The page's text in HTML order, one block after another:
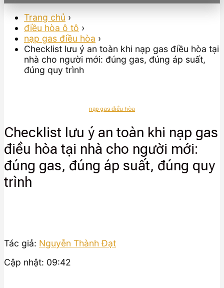
Trang chủ ›
điều hòa ô tô ›
nạp gas điều hòa ›
Checklist lưu ý an toàn khi nạp gas điều hòa tại
nhà cho người mới: đúng gas, đúng áp suất,
đúng quy trình
nạp gas điều hòa
Checklist lưu ý an toàn khi nạp gas
điều hòa tại nhà cho người mới:
đúng gas, đúng áp suất, đúng quy
trình
Tác giả: Nguyễn Thành Đạt
Cập nhật: 09:42